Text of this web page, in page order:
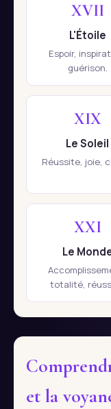
XVII
L'Étoile
Espoir,
guérison.
XIX
Le Soleil
Réussite, joie,
XXI
Le
totalité,
et la